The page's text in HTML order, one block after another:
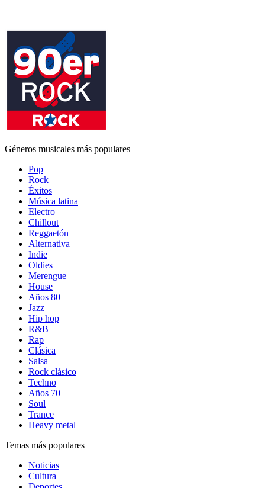
Géneros musicales más populares
Pop
Rock
Éxitos
Música latina
Electro
Chillout
Reggaetón
Alternativa
Indie
Oldies
Merengue
House
Años 80
Jazz
Hip hop
R&B
Rap
Clásica
Salsa
Rock clásico
Techno
Años 70
Soul
Trance
Heavy metal
Temas más populares
Noticias
Cultura